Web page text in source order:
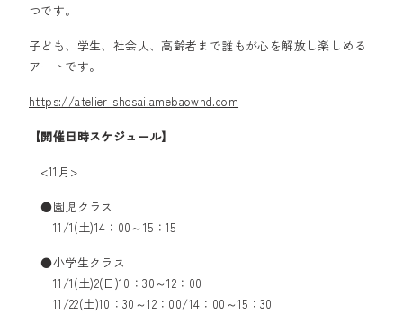
つです。
子ども、学生、社会人、高齢者まで誰もが心を解放し楽しめる
アートです。
https://atelier-shosai.amebaownd.com
【開催日時スケジュール】
<11月>
●園児クラス
11/1(土)14：00～15：15
●小学生クラス
11/1(土)2(日)10：30～12：00
11/22(土)10：30～12：00/14：00～15：30